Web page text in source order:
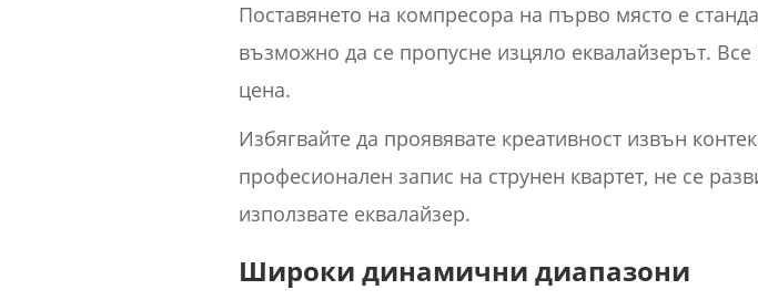
Поставянето на компресора на първо място е
възможно да се пропусне изцяло еквалайзерът.
цена.
Избягвайте да проявявате креативност извън
професионален запис на струнен квартет, не се
използвате еквалайзер.
Широки динамични диапазони